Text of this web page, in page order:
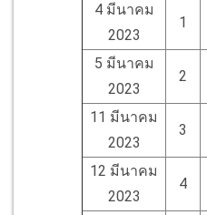
4 มีนาคม
2023
1
5 มีนาคม
2023
2
11 มีนาคม
2023
3
12 มีนาคม
2023
4